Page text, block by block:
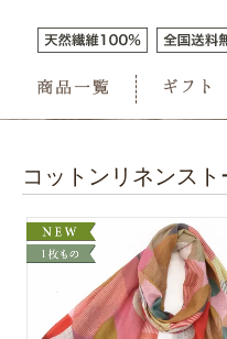
コットンリネンスト